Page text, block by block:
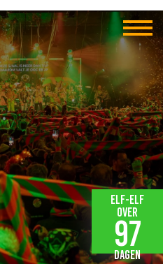
Elf-elf
over
97
dagen